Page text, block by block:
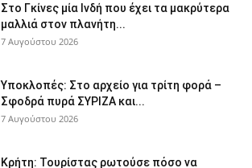
Στο Γκίνες μία Ινδή που έχει τα μακρύτερα
μαλλιά στον πλανήτη...
7 Αυγούστου 2026
Υποκλοπές: Στο αρχείο για τρίτη φορά –
Σφοδρά πυρά ΣΥΡΙΖΑ και...
7 Αυγούστου 2026
Κρήτη: Τουρίστας ρωτούσε πόσο να